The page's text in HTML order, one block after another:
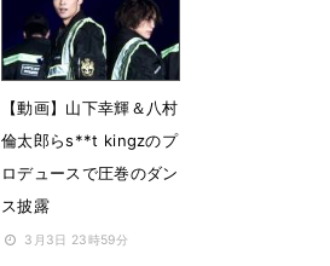
10月14日 13時11分
【動画】山下幸輝＆八村
倫太郎らs**t kingzのプ
ロデュースで圧巻のダン
ス披露
3月3日 23時59分